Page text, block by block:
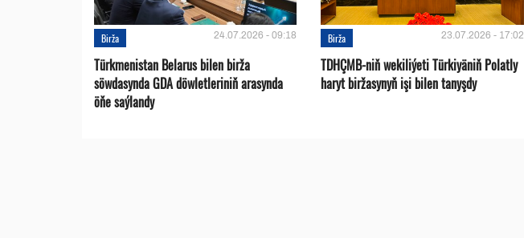
Birža 24.07.2026 - 09:18
Türkmenistan Belarus bilen birža
söwdasynda GDA döwletleriniň arasynda
öňe saýlandy
Birža 23.07.2026 - 17:02
TDHÇMB-niň wekiliýeti Türkiyäniň Polatly
haryt biržasynyň işi bilen tanyşdy